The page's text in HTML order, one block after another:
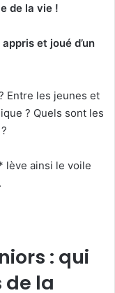
de la vie !
et joué d’un
Entre les jeunes et
? Quels sont les
lève ainsi le voile
: qui
de la